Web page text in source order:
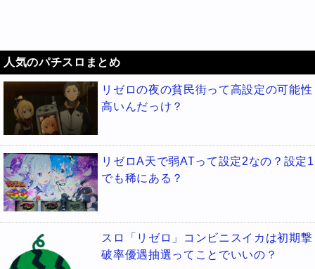
人気のパチスロまとめ
リゼロの夜の貧民街って高設定の可能性
高いんだっけ？
リゼロA天で弱ATって設定2なの？設定1
でも稀にある？
スロ「リゼロ」コンビニスイカは初期撃
破率優遇抽選ってことでいいの？